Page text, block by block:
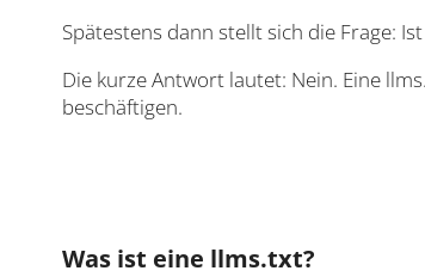
Spätestens dann stellt sich die Frage:
Die kurze Antwort lautet: Nein. Eine
beschäftigen.
Was ist eine llms.txt?